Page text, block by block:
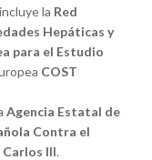
la Red
Hepáticas y
para el Estudio
COST
Agencia Estatal de
Contra el
III.